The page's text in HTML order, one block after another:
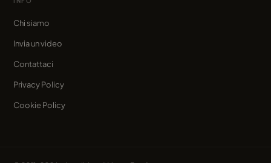
Chi siamo
Invia un video
Contattaci
Privacy Policy
Cookie Policy